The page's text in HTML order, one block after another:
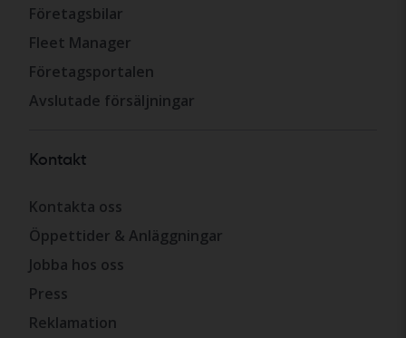
Företagsbilar
Fleet Manager
Företagsportalen
Avslutade försäljningar
Kontakt
Kontakta oss
Öppettider & Anläggningar
Jobba hos oss
Press
Reklamation